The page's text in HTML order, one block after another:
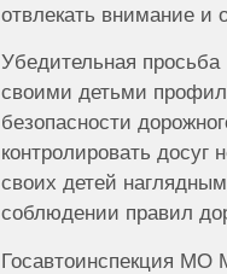
отвлекать внимание и
Убедительная
своими детьми
безопасности
контролировать досуг
своих детей
соблюдении правил
Госавтоинспекция МО